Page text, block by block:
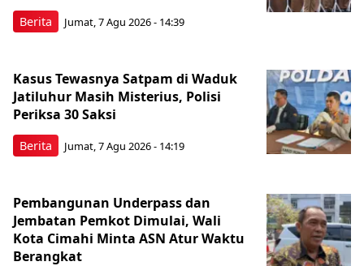
Berita Jumat, 7 Agu 2026 - 14:39
Berita
Kasus Tewasnya Satpam di Waduk
Jatiluhur Masih Misterius, Polisi
Periksa 30 Saksi
Jumat, 7 Agu 2026 - 14:19
Pembangunan Underpass dan
Jembatan Pemkot Dimulai, Wali
Kota Cimahi Minta ASN Atur Waktu
Berangkat